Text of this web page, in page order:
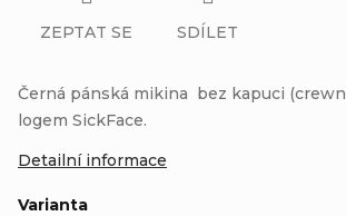
Varianta
Černá pánská mikina bez kapuci
logem SickFace.
Detailní informace
ZEPTAT SE SDÍLET